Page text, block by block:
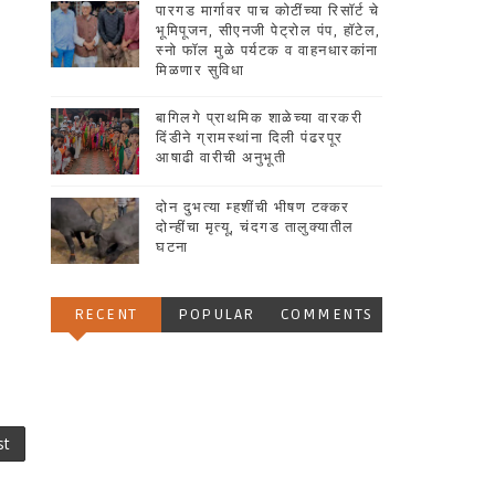
पारगड मार्गावर पाच कोटींच्या रिसॉर्ट चे
भूमिपूजन, सीएनजी पेट्रोल पंप, हॉटेल,
स्नो फॉल मुळे पर्यटक व वाहनधारकांना
मिळणार सुविधा
बागिलगे प्राथमिक शाळेच्या वारकरी
दिंडीने ग्रामस्थांना दिली पंढरपूर
आषाढी वारीची अनुभूती
दोन दुभत्या म्हशींची भीषण टक्कर
दोन्हींचा मृत्यू, चंदगड तालुक्यातील
घटना
RECENT POPULAR COMMENTS